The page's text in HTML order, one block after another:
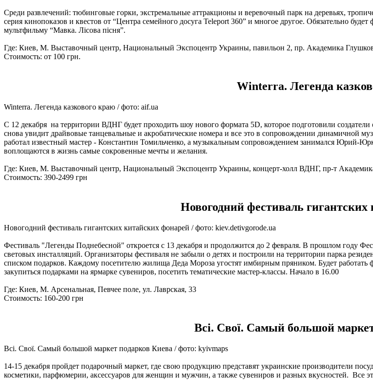
Среди развлечений: тюбинговые горки, экстремальные аттракционы и веревочный парк на деревьях,
серия кинопоказов и квестов от “Центра семейного досуга Teleport 360” и многое другое. Обязательно
мультфильму “Мавка. Лісова пісня”.
Где: Киев, М. Выставочный центр, Национальный Экспоцентр Украины, павильон 2, пр. Академика
Стоимость: от 100 грн.
Winterra. Легенда
Winterra. Легенда казкового краю / фото: aif.ua
С 12 декабря на территории ВДНГ будет проходить шоу нового формата 5D, которое подготовили
снова увидит драйвовые танцевальные и акробатические номера и все это в сопровождении динамичной
работал известный мастер - Константин Томильченко, а музыкальным сопровождением занимался Юрий-
воплощаются в жизнь самые сокровенные мечты и желания.
Где: Киев, М. Выставочный центр, Национальный Экспоцентр Украины, концерт-холл ВДНГ, пр-т
Стоимость: 390-2499 грн
Новогодний фестиваль
Новогодний фестиваль гигантских китайских фонарей / фото: kiev.detivgorode.ua
Фестиваль "Легенды Поднебесной" откроется с 13 декабря и продолжится до 2 февраля. В прошлом году
световых инсталляций. Организаторы фестиваля не забыли о детях и построили на территории парка
списком подарков. Каждому посетителю жилища Деда Мороза угостят имбирным пряником. Будет работать
закупиться подарками на ярмарке сувениров, посетить тематические мастер-классы. Начало в 16.00
Где: Киев, М. Арсенальная, Певчее поле, ул. Лаврская, 33
Стоимость: 160-200 грн
Всі. Свої. Самый большой
Всі. Свої. Самый большой маркет подарков Киева / фото: kyivmaps
14-15 декабря пройдет подарочный маркет, где свою продукцию представят украинские производители
косметики, парфюмерии, аксессуаров для женщин и мужчин, а также сувениров и разных вкусностей. Все